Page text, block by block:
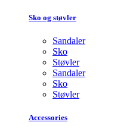
Sko og støvler
Sandaler
Sko
Støvler
Sandaler
Sko
Støvler
Accessories